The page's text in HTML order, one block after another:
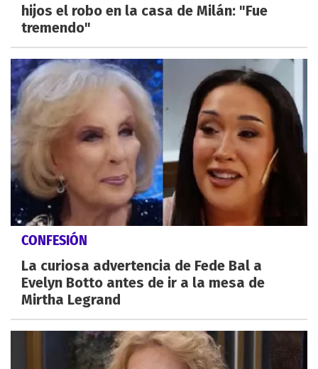
hijos el robo en la casa de Milán: "Fue
tremendo"
CONFESIÓN
La curiosa advertencia de Fede Bal a
Evelyn Botto antes de ir a la mesa de
Mirtha Legrand